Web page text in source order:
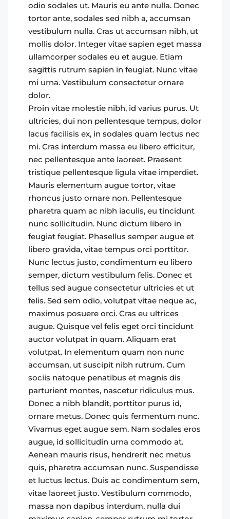
odio sodales ut. Mauris eu ante nulla. Donec
tortor ante, sodales sed nibh a, accumsan
vestibulum nulla. Cras ut accumsan nibh, ut
mollis dolor. Integer vitae sapien eget massa
ullamcorper sodales eu et augue. Etiam
sagittis rutrum sapien in feugiat. Nunc vitae
mi urna. Vestibulum consectetur ornare
dolor.
Proin vitae molestie nibh, id varius purus. Ut
ultricies, dui non pellentesque tempus, dolor
lacus facilisis ex, in sodales quam lectus nec
mi. Cras interdum massa eu libero efficitur,
nec pellentesque ante laoreet. Praesent
tristique pellentesque ligula vitae imperdiet.
Mauris elementum augue tortor, vitae
rhoncus justo ornare non. Pellentesque
pharetra quam ac nibh iaculis, eu tincidunt
nunc sollicitudin. Nunc dictum libero in
feugiat feugiat. Phasellus semper augue et
libero gravida, vitae tempus orci porttitor.
Nunc lectus justo, condimentum eu libero
semper, dictum vestibulum felis. Donec et
tellus sed augue consectetur ultricies et ut
felis. Sed sem odio, volutpat vitae neque ac,
maximus posuere orci. Cras eu ultrices
augue. Quisque vel felis eget orci tincidunt
auctor volutpat in quam. Aliquam erat
volutpat. In elementum quam non nunc
accumsan, ut suscipit nibh rutrum. Cum
sociis natoque penatibus et magnis dis
parturient montes, nascetur ridiculus mus.
Donec a nibh blandit, porttitor purus id,
ornare metus. Donec quis fermentum nunc.
Vivamus eget augue sem. Nam sodales eros
augue, id sollicitudin urna commodo at.
Aenean mauris risus, hendrerit nec metus
quis, pharetra accumsan nunc. Suspendisse
et luctus lectus. Duis ac condimentum sem,
vitae laoreet justo. Vestibulum commodo,
massa non dapibus interdum, nulla dui